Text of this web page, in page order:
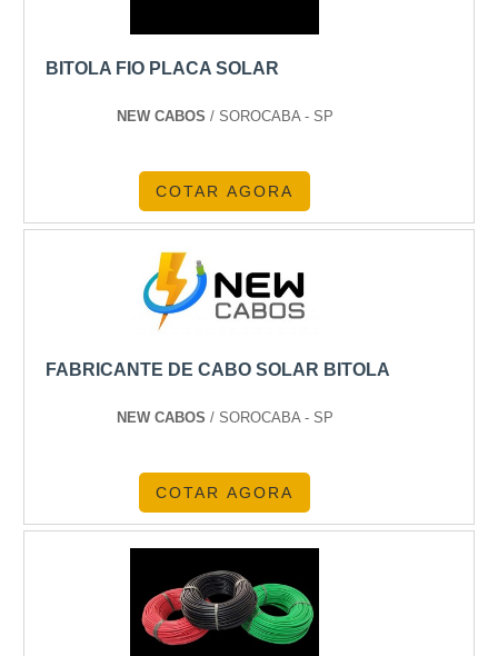
BITOLA FIO PLACA SOLAR
NEW CABOS / SOROCABA - SP
COTAR AGORA
FABRICANTE DE CABO SOLAR BITOLA
NEW CABOS / SOROCABA - SP
COTAR AGORA